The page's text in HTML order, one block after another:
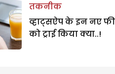
तकनीक
व्हाट्सऐप के इन नए
को ट्राई किया क्या..!